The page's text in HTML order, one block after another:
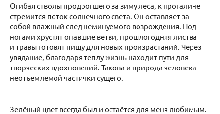
Огибая стволы продрогшего за зиму леса, к прогалине
стремится поток солнечного света. Он оставляет за
собой влажный след неминуемого возрождения. Под
ногами хрустят опавшие ветви, прошлогодняя листва
и травы готовят пищу для новых произрастаний. Через
увядание, благодаря теплу жизнь находит пути для
творческих вдохновений. Такова и природа человека —
неотъемлемой частички сущего.
Зелёный цвет всегда был и остаётся для меня любимым.